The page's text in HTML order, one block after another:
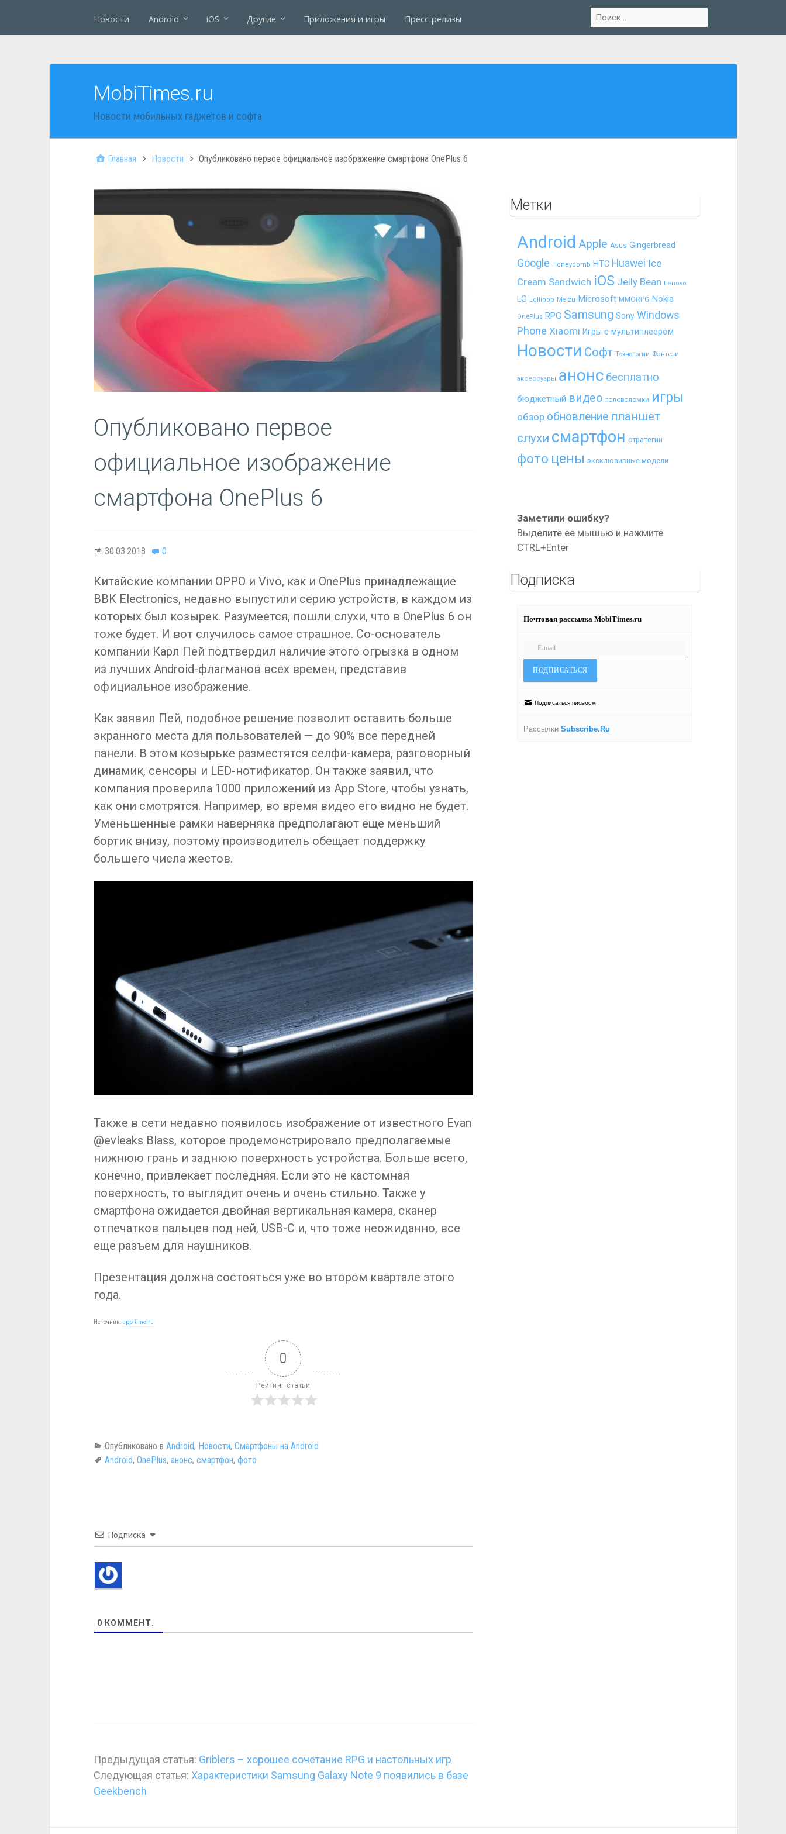
Новости Android iOS Другие Приложения и игры Пресс-релизы
MobiTimes.ru
Новости мобильных гаджетов и софта
Главная Новости Опубликовано первое официальное изображение смартфона OnePlus 6
Опубликовано первое
официальное изображение
смартфона OnePlus 6
30.03.2018 0
Китайские компании OPPO и Vivo, как и OnePlus принадлежащие
BBK Electronics, недавно выпустили серию устройств, в каждом из
которых был козырек. Разумеется, пошли слухи, что в OnePlus 6 он
тоже будет. И вот случилось самое страшное. Со-основатель
компании Карл Пей подтвердил наличие этого огрызка в одном
из лучших Android-флагманов всех времен, представив
официальное изображение.
Как заявил Пей, подобное решение позволит оставить больше
экранного места для пользователей — до 90% все передней
панели. В этом козырьке разместятся селфи-камера, разговорный
динамик, сенсоры и LED-нотификатор. Он также заявил, что
компания проверила 1000 приложений из App Store, чтобы узнать,
как они смотрятся. Например, во время видео его видно не будет.
Уменьшенные рамки наверняка предполагают еще меньший
бортик внизу, поэтому производитель обещает поддержку
большего числа жестов.
Также в сети недавно появилось изображение от известного Evan
@evleaks Blass, которое продемонстрировало предполагаемые
нижнюю грань и заднюю поверхность устройства. Больше всего,
конечно, привлекает последняя. Если это не кастомная
поверхность, то выглядит очень и очень стильно. Также у
смартфона ожидается двойная вертикальная камера, сканер
отпечатков пальцев под ней, USB-C и, что тоже неожиданно, все
еще разъем для наушников.
Презентация должна состояться уже во втором квартале этого
года.
Источник:app-time.ru
0
Рейтинг статьи
Опубликовано в Android, Новости, Смартфоны на Android
Android, OnePlus, анонс, смартфон, фото
Подписка
0 КОММЕНТ.
Предыдущая статья: Griblers – хорошее сочетание RPG и настольных игр
Следующая статья: Характеристики Samsung Galaxy Note 9 появились в базе
Geekbench
Метки
Android Apple Asus Gingerbread
Google Honeycomb HTC Huawei Ice
Cream Sandwich iOS Jelly Bean Lenovo
LG Lollipop Meizu Microsoft MMORPG Nokia
OnePlus RPG Samsung Sony Windows
Phone Xiaomi Игры с мультиплеером
Новости Софт Технологии Фэнтези
аксессуары анонс бесплатно
бюджетный видео головоломки игры
обзор обновление планшет
слухи смартфон стратегии
фото цены эксклюзивные модели
Заметили ошибку?
Выделите ее мышью и нажмите
CTRL+Enter
Подписка
Почтовая рассылка MobiTimes.ru
Подписаться письмом
РассылкиSubscribe.Ru